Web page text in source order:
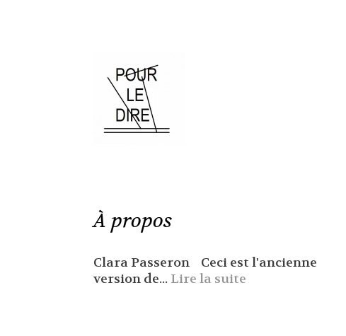
À propos
Clara Passeron Ceci est l'ancienne
version de... Lire la suite